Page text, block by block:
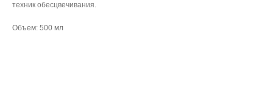
техник обесцвечивания.
Объем: 500 мл